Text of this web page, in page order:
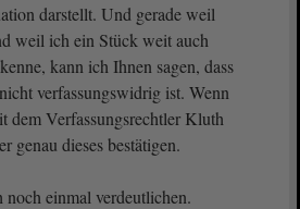
darstellt. Und gerade weil
weil ich ein Stück weit auch
kann ich Ihnen sagen, dass
verfassungswidrig ist. Wenn
dem Verfassungsrechtler Kluth
genau dieses bestätigen.
einmal verdeutlichen.